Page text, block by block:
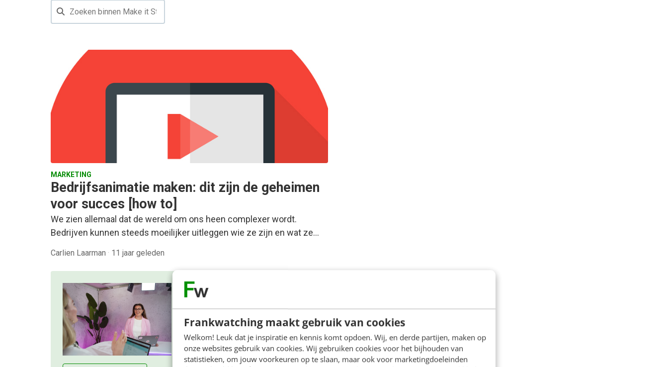
Frankwatching maakt gebruik van cookies
Welkom! Leuk dat je inspiratie en kennis komt opdoen. Wij, en derde partijen, maken op
onze websites gebruik van cookies. Wij gebruiken cookies voor het bijhouden van
statistieken, om jouw voorkeuren op te slaan, maar ook voor marketingdoeleinden
MARKETING
Bedrijfsanimatie maken: dit zijn de geheimen
voor succes [how to]
We zien allemaal dat de wereld om ons heen complexer wordt.
Bedrijven kunnen steeds moeilijker uitleggen wie ze zijn en wat ze…
Carlien Laarman · 11 jaar geleden